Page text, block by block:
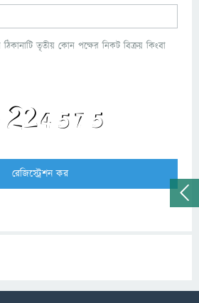
তৃতীয় কোন পক্ষের নিকট বিক্রয় কিংবা